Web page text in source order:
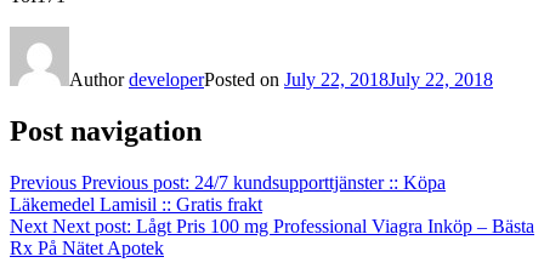
AuthordeveloperPosted on July 22, 2018July 22, 2018
Post navigation
Previous Previous post: 24/7 kundsupporttjänster :: Köpa
Läkemedel Lamisil :: Gratis frakt
Next Next post: Lågt Pris 100 mg Professional Viagra Inköp – Bästa
Rx På Nätet Apotek